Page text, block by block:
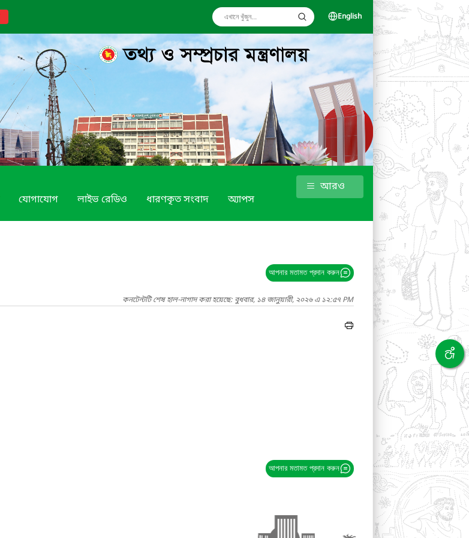
English
যোগাযোগ লাইভ রেডিও ধারণকৃত সংবাদ অ্যাপস
আরও
আপনার মতামত প্রদান করুন
কনটেন্টটি শেষ হাল-নাগাদ করা হয়েছে: বুধবার, ১৪ জানুয়ারী, ২০২৬ এ ১২:৫৭ PM
আপনার মতামত প্রদান করুন